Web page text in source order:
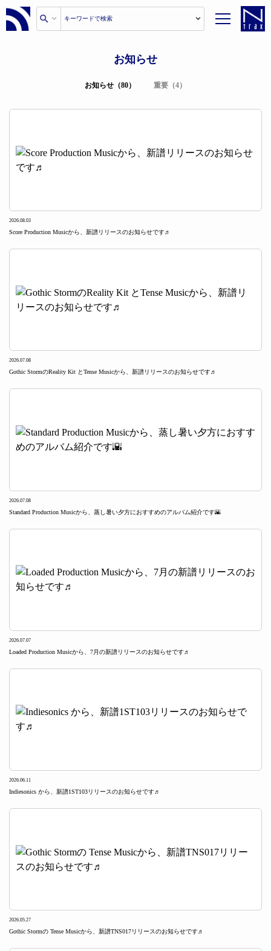
お知らせ
お知らせ（80） 重要（4）
2026.08.03
Score Production Musicから、新譜リリースのお知らせです♬
2026.07.08
Gothic StormのReality Kit とTense Musicから、新譜リリースのお知らせです♬
2026.07.08
Standard Production Musicから、蒸し暑い夕方におすすめのアルバム紹介です🌇
2026.07.07
Loaded Production Musicから、7月の新譜リリースのお知らせです♬
2026.06.11
Indiesonics から、新譜1ST103リリースのお知らせです♬
2026.05.27
Gothic Stormの Tense Musicから、新譜TNS017リリースのお知らせです♬